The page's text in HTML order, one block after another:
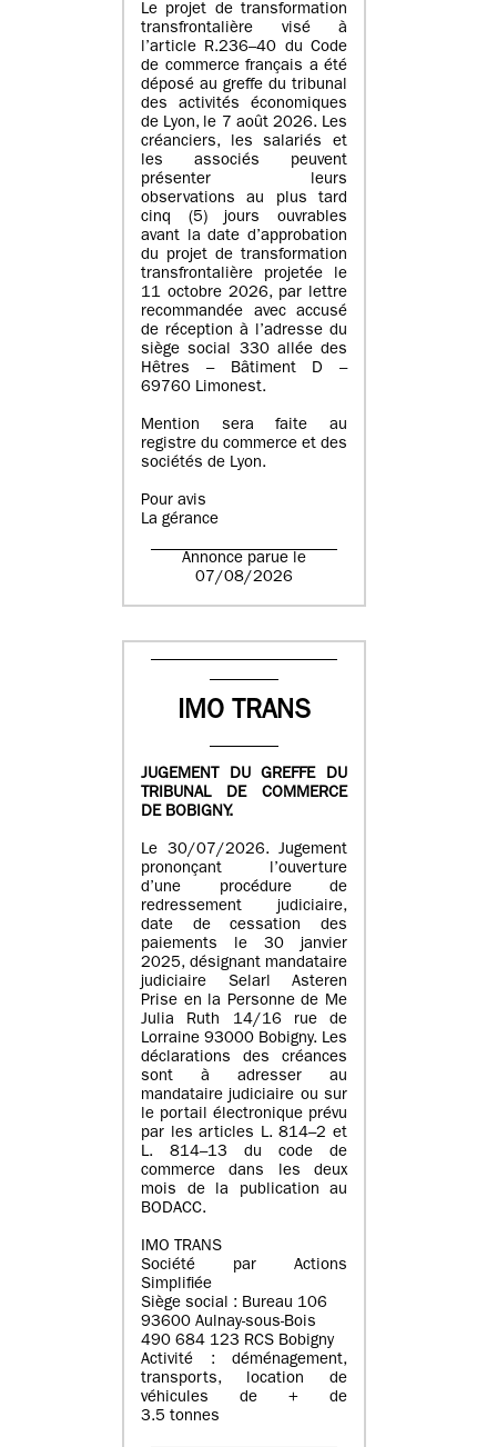
Le projet de transformation
transfrontalière visé à
l’article R.236–40 du Code
de commerce français a été
déposé au greffe du tribunal
des activités économiques
de Lyon, le 7 août 2026. Les
créanciers, les salariés et
les associés peuvent
présenter leurs
observations au plus tard
cinq (5) jours ouvrables
avant la date d’approbation
du projet de transformation
transfrontalière projetée le
11 octobre 2026, par lettre
recommandée avec accusé
de réception à l’adresse du
siège social 330 allée des
Hêtres – Bâtiment D –
69760 Limonest.
Mention sera faite au
registre du commerce et des
sociétés de Lyon.
Pour avis
La gérance
Annonce parue le
07/08/2026
IMO TRANS
JUGEMENT DU GREFFE DU
TRIBUNAL DE COMMERCE
DE BOBIGNY.
Le 30/07/2026. Jugement
prononçant l’ouverture
d’une procédure de
redressement judiciaire,
date de cessation des
paiements le 30 janvier
2025, désignant mandataire
judiciaire Selarl Asteren
Prise en la Personne de Me
Julia Ruth 14/16 rue de
Lorraine 93000 Bobigny. Les
déclarations des créances
sont à adresser au
mandataire judiciaire ou sur
le portail électronique prévu
par les articles L. 814–2 et
L. 814–13 du code de
commerce dans les deux
mois de la publication au
BODACC.
IMO TRANS
Société par Actions
Simplifiée
Siège social : Bureau 106
93600 Aulnay-sous-Bois
490 684 123 RCS Bobigny
Activité : déménagement,
transports, location de
véhicules de + de
3.5 tonnes